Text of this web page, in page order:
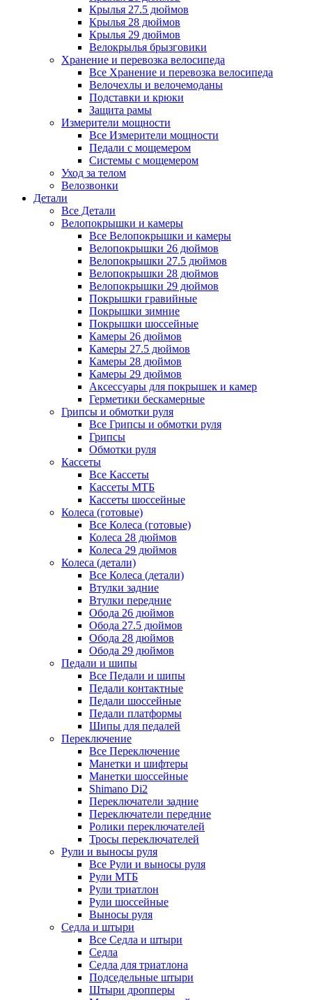
Крылья 27.5 дюймов
Крылья 28 дюймов
Крылья 29 дюймов
Велокрылья брызговики
Хранение и перевозка велосипеда
Все Хранение и перевозка велосипеда
Велочехлы и велочемоданы
Подставки и крюки
Защита рамы
Измерители мощности
Все Измерители мощности
Педали с мощемером
Системы с мощемером
Уход за телом
Велозвонки
Детали
Все Детали
Велопокрышки и камеры
Все Велопокрышки и камеры
Велопокрышки 26 дюймов
Велопокрышки 27.5 дюймов
Велопокрышки 28 дюймов
Велопокрышки 29 дюймов
Покрышки гравийные
Покрышки зимние
Покрышки шоссейные
Камеры 26 дюймов
Камеры 27.5 дюймов
Камеры 28 дюймов
Камеры 29 дюймов
Аксессуары для покрышек и камер
Герметики бескамерные
Грипсы и обмотки руля
Все Грипсы и обмотки руля
Грипсы
Обмотки руля
Кассеты
Все Кассеты
Кассеты МТБ
Кассеты шоссейные
Колеса (готовые)
Все Колеса (готовые)
Колеса 28 дюймов
Колеса 29 дюймов
Колеса (детали)
Все Колеса (детали)
Втулки задние
Втулки передние
Обода 26 дюймов
Обода 27.5 дюймов
Обода 28 дюймов
Обода 29 дюймов
Педали и шипы
Все Педали и шипы
Педали контактные
Педали шоссейные
Педали платформы
Шипы для педалей
Переключение
Все Переключение
Манетки и шифтеры
Манетки шоссейные
Shimano Di2
Переключатели задние
Переключатели передние
Ролики переключателей
Тросы переключателей
Рули и выносы руля
Все Рули и выносы руля
Рули МТБ
Рули триатлон
Рули шоссейные
Выносы руля
Седла и штыри
Все Седла и штыри
Седла
Седла для триатлона
Подседельные штыри
Штыри дропперы